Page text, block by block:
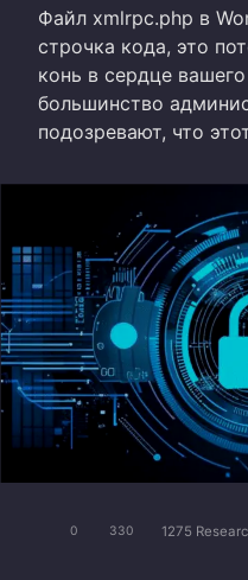
Файл xmlrpc.php в
строчка кода, это
конь в сердце
большинство
подозревают, что
0 330 1275